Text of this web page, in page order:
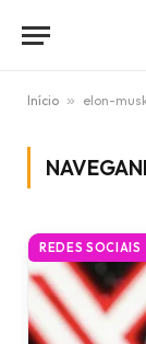
Início » elon-
REDES SOCIAIS